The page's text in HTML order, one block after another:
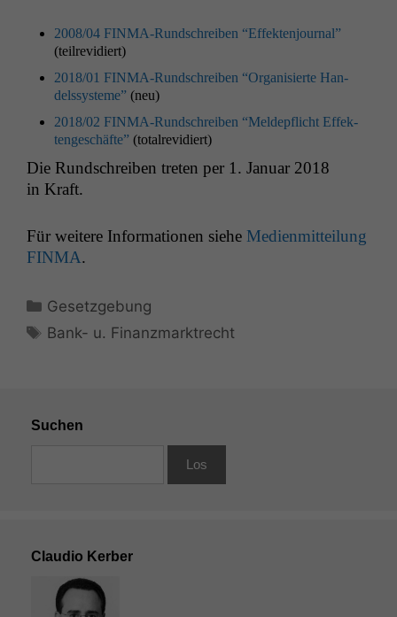
2008/04 FIN­MA-Rund­schreiben “Effek­ten­jour­nal”
(teil­re­v­i­diert)
2018/01 FIN­MA-Rund­schreiben “Organ­isierte Han­
delssys­teme” (neu)
2018/02 FIN­MA-Rund­schreiben “Meldepflicht Effek­
tengeschäfte” (total­re­v­i­diert)
Die Rund­schreiben treten per 1. Jan­u­ar 2018
in Kraft.
Für weit­ere Infor­ma­tio­nen siehe Medi­en­mit­teilung
FINMA.
Kategorien
Gesetzgebung
Schlagwörter
Bank- u. Finanzmarktrecht
Suchen
Claudio Kerber